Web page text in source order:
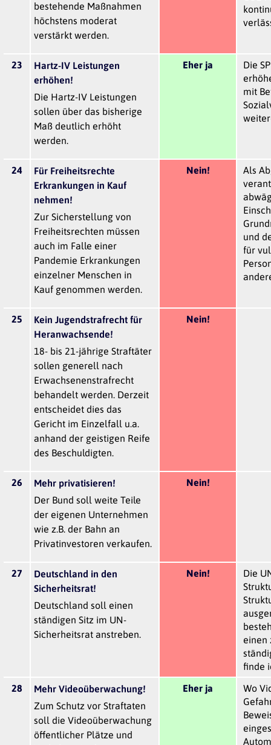
bestehende Maßnahmen
höchstens moderat
verstärkt werden.
23
Hartz-IV Leistungen
erhöhen!
Die Hartz-IV Leistungen
sollen über das bisherige
Maß deutlich erhöht
werden.
Eher ja
Die
mit
24
Für Freiheitsrechte
Erkrankungen in Kauf
nehmen!
Zur Sicherstellung von
Freiheitsrechten müssen
auch im Falle einer
Pandemie Erkrankungen
einzelner Menschen in
Kauf genommen werden.
Nein!
Als
und
für
25
Kein Jugendstrafrecht für
Heranwachsende!
18- bis 21-jährige Straftäter
sollen generell nach
Erwachsenenstrafrecht
behandelt werden. Derzeit
entscheidet dies das
Gericht im Einzelfall u.a.
anhand der geistigen Reife
des Beschuldigten.
Nein!
26
Mehr privatisieren!
Der Bund soll weite Teile
der eigenen Unternehmen
wie z.B. der Bahn an
Privatinvestoren verkaufen.
Nein!
27
Deutschland in den
Sicherheitsrat!
Deutschland soll einen
ständigen Sitz im UN-
Sicherheitsrat anstreben.
Nein!
Die
einen
finde
28
Mehr Videoüberwachung!
Zum Schutz vor Straftaten
soll die Videoüberwachung
öffentlicher Plätze und
Eher ja
Wo